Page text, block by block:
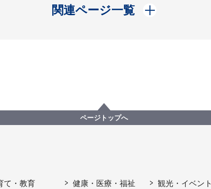
関連ページ一覧
開く
ページトップへ
て・教育 健康・医療・福祉 観光・イベント